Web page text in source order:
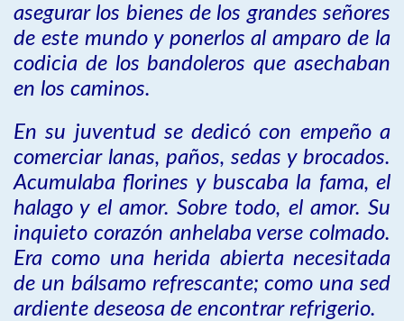
asegurar los bienes de los grandes señores
de este mundo y ponerlos al amparo de la
codicia de los bandoleros que asechaban
en los caminos.
En su juventud se dedicó con empeño a
comerciar lanas, paños, sedas y brocados.
Acumulaba florines y buscaba la fama, el
halago y el amor. Sobre todo, el amor. Su
inquieto corazón anhelaba verse colmado.
Era como una herida abierta necesitada
de un bálsamo refrescante; como una sed
ardiente deseosa de encontrar refrigerio.